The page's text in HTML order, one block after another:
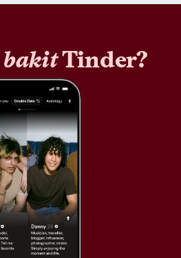
Tinder?